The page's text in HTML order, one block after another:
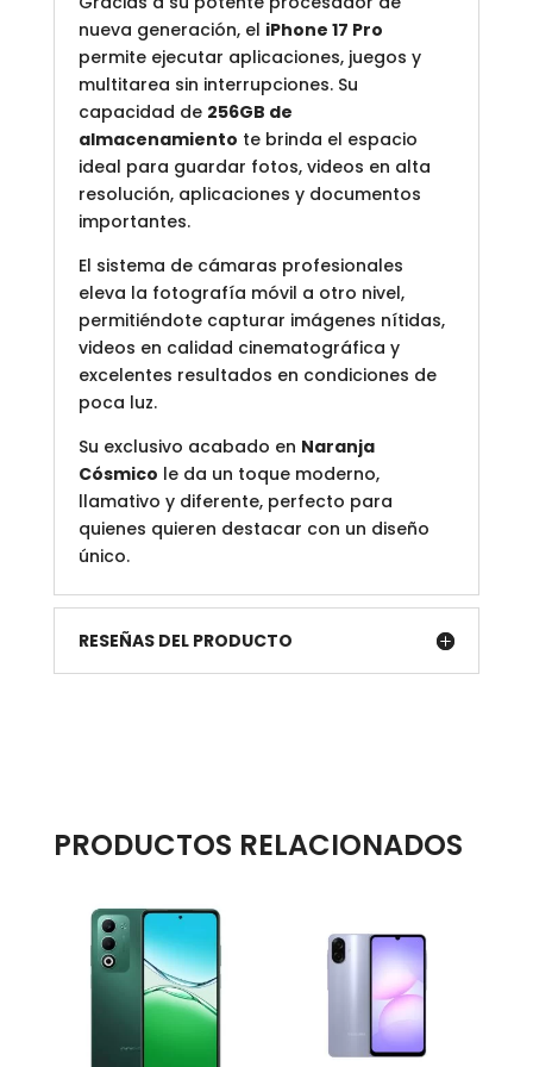
nueva generación, el iPhone 17 Pro
permite ejecutar aplicaciones, juegos y
multitarea sin interrupciones. Su
capacidad de 256GB de
almacenamiento te brinda el espacio
ideal para guardar fotos, videos en alta
resolución, aplicaciones y documentos
importantes.
El sistema de cámaras profesionales
eleva la fotografía móvil a otro nivel,
permitiéndote capturar imágenes nítidas,
videos en calidad cinematográfica y
excelentes resultados en condiciones de
poca luz.
Su exclusivo acabado en Naranja
Cósmico le da un toque moderno,
llamativo y diferente, perfecto para
quienes quieren destacar con un diseño
único.
RESEÑAS DEL PRODUCTO
PRODUCTOS RELACIONADOS